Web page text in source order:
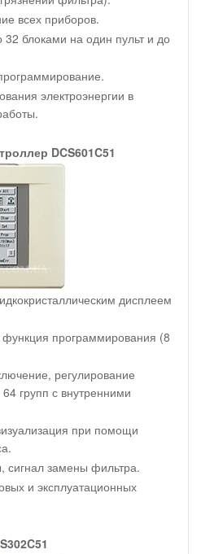
всех приборов.
32 блоками на один пульт и до
электроэнергии в
DCS601C51
дисплеем
программирования (8
регулирование
групп с внутренними
при помощи
замены фильтра.
и эксплуатационных